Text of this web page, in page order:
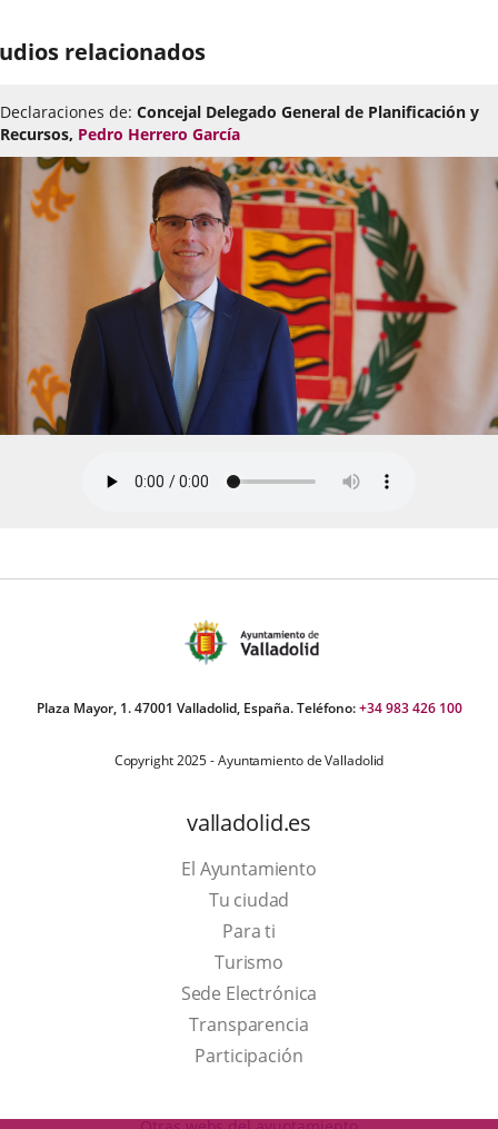
relacionados
Declaraciones de: Concejal Delegado General de Planificación y
Recursos, Pedro Herrero García
Plaza Mayor, 1. 47001 Valladolid, España. Teléfono:+34 983 426 100
Copyright 2025 - Ayuntamiento de Valladolid
valladolid.es
El Ayuntamiento
Tu ciudad
Para ti
TurismoThis
link
will
open
a
Sede Electrónica
Transparencia
Participación